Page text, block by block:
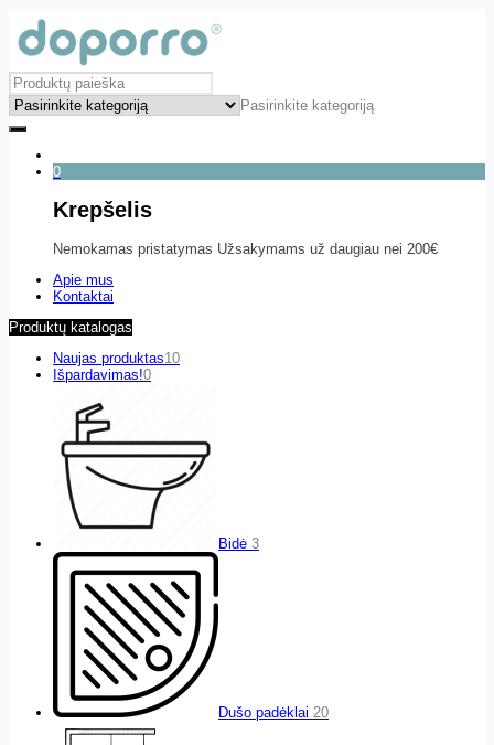
Pasirinkite kategoriją
0
Krepšelis
Nemokamas pristatymas Užsakymams už daugiau nei 200€
Apie mus
Kontaktai
Produktų katalogas
Naujas produktas10
Išpardavimas!0
Bidė 3
Dušo padėklai 20